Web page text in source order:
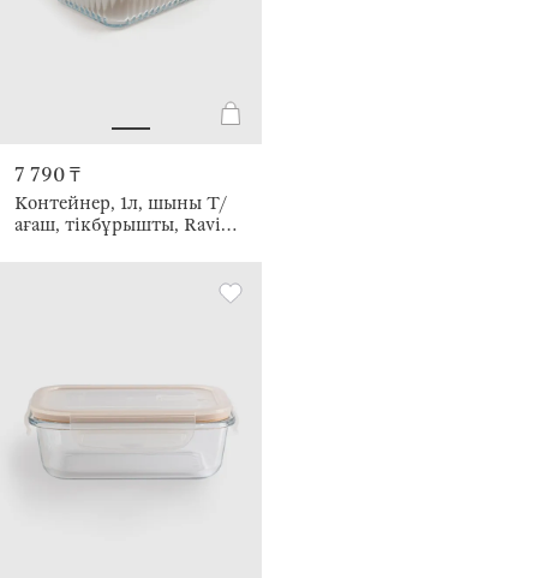
7 790 ₸
Контейнер, 1л, шыны Т/
ағаш, тікбұрышты, Ravi